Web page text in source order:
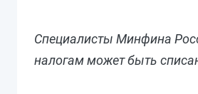
Специалисты Минфина
налогам может быть